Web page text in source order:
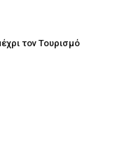
τον Τουρισμό